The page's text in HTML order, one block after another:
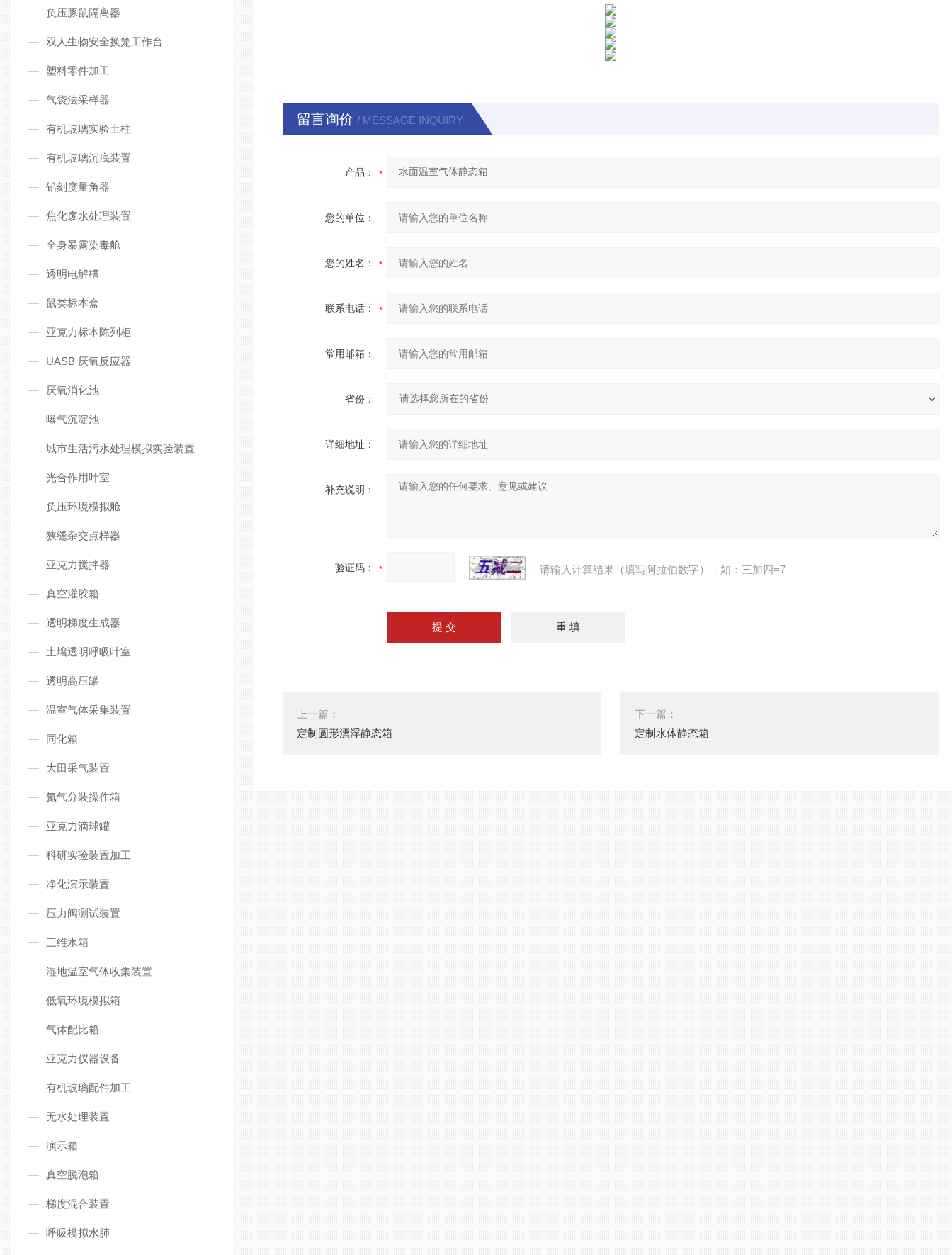
负压豚鼠隔离器
双人生物安全换笼工作台
塑料零件加工
气袋法采样器
有机玻璃实验土柱
有机玻璃沉底装置
铅刻度量角器
焦化废水处理装置
全身暴露染毒舱
透明电解槽
鼠类标本盒
亚克力标本陈列柜
UASB 厌氧反应器
厌氧消化池
曝气沉淀池
城市生活污水处理模拟实验装置
光合作用叶室
负压环境模拟舱
狭缝杂交点样器
亚克力搅拌器
真空灌胶箱
透明梯度生成器
土壤透明呼吸叶室
透明高压罐
温室气体采集装置
同化箱
大田采气装置
氮气分装操作箱
亚克力滴球罐
科研实验装置加工
净化演示装置
压力阀测试装置
三维水箱
湿地温室气体收集装置
低氧环境模拟箱
气体配比箱
亚克力仪器设备
有机玻璃配件加工
无水处理装置
演示箱
真空脱泡箱
梯度混合装置
呼吸模拟水肺
留言询价 / MESSAGE INQUIRY
产品：
您的单位：
您的姓名：
联系电话：
常用邮箱：
省份：
详细地址：
补充说明：
验证码： 请输入计算结果（填写阿拉伯数字），如：三加四=7
上一篇：
定制圆形漂浮静态箱
下一篇：
定制水体静态箱